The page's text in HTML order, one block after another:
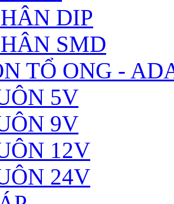
DIP
SMD
TỔ ONG -
5V
9V
12V
24V